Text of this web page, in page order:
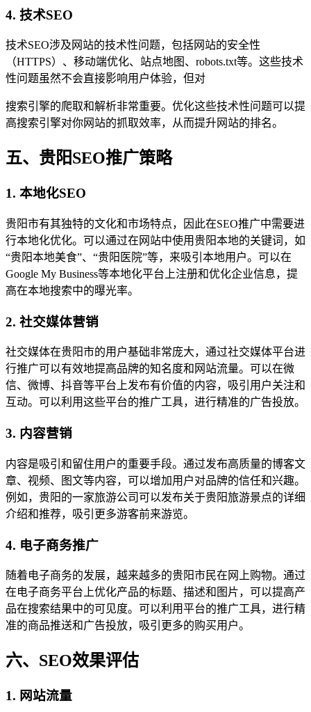
4. 技术SEO
技术SEO涉及网站的技术性问题，包括网站的安全性
（HTTPS）、移动端优化、站点地图、robots.txt等。这些技术
性问题虽然不会直接影响用户体验，但对
搜索引擎的爬取和解析非常重要。优化这些技术性问题可以提
高搜索引擎对你网站的抓取效率，从而提升网站的排名。
五、贵阳SEO推广策略
1. 本地化SEO
贵阳市有其独特的文化和市场特点，因此在SEO推广中需要进
行本地化优化。可以通过在网站中使用贵阳本地的关键词，如
“贵阳本地美食”、“贵阳医院”等，来吸引本地用户。可以在
Google My Business等本地化平台上注册和优化企业信息，提
高在本地搜索中的曝光率。
2. 社交媒体营销
社交媒体在贵阳市的用户基础非常庞大，通过社交媒体平台进
行推广可以有效地提高品牌的知名度和网站流量。可以在微
信、微博、抖音等平台上发布有价值的内容，吸引用户关注和
互动。可以利用这些平台的推广工具，进行精准的广告投放。
3. 内容营销
内容是吸引和留住用户的重要手段。通过发布高质量的博客文
章、视频、图文等内容，可以增加用户对品牌的信任和兴趣。
例如，贵阳的一家旅游公司可以发布关于贵阳旅游景点的详细
介绍和推荐，吸引更多游客前来游览。
4. 电子商务推广
随着电子商务的发展，越来越多的贵阳市民在网上购物。通过
在电子商务平台上优化产品的标题、描述和图片，可以提高产
品在搜索结果中的可见度。可以利用平台的推广工具，进行精
准的商品推送和广告投放，吸引更多的购买用户。
六、SEO效果评估
1. 网站流量